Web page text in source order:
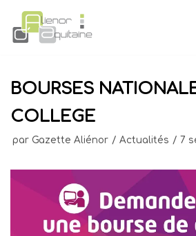
Aller
au
BOURSES
COLLEGE
par Gazette Aliénor Actualités 7